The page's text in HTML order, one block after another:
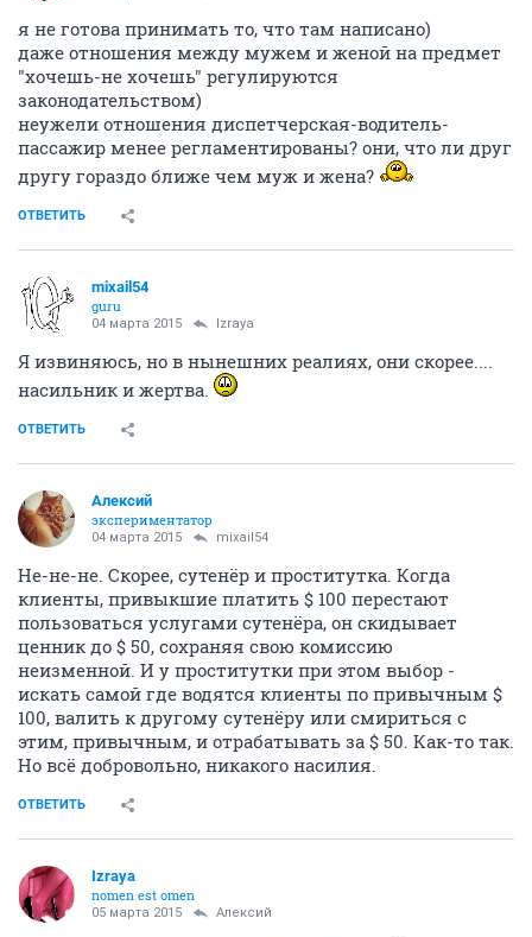
я не готова принимать то, что там написано)
даже отношения между мужем и женой на предмет
"хочешь-не хочешь" регулируются
законодательством)
неужели отношения диспетчерская-водитель-
пассажир менее регламентированы? они, что ли друг
другу гораздо ближе чем муж и жена?
ОТВЕТИТЬ
mixail54
guru
04 марта 2015 Izraya
Я извиняюсь, но в нынешних реалиях, они скорее....
насильник и жертва.
ОТВЕТИТЬ
Алексий
экспериментатор
04 марта 2015 mixail54
Не-не-не. Скорее, сутенёр и проститутка. Когда
клиенты, привыкшие платить $ 100 перестают
пользоваться услугами сутенёра, он скидывает
ценник до $ 50, сохраняя свою комиссию
неизменной. И у проститутки при этом выбор -
искать самой где водятся клиенты по привычным $
100, валить к другому сутенёру или смириться с
этим, привычным, и отрабатывать за $ 50. Как-то так.
Но всё добровольно, никакого насилия.
ОТВЕТИТЬ
Izraya
nomen est omen
05 марта 2015 Алексий